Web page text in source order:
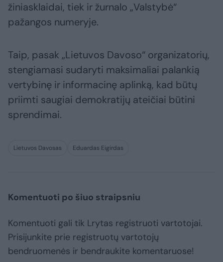
žiniasklaidai, tiek ir žurnalo „Valstybė“
pažangos numeryje.
Taip, pasak „Lietuvos Davoso“ organizatorių,
stengiamasi sudaryti maksimaliai palankią
vertybinę ir informacinę aplinką, kad būtų
priimti saugiai demokratijų ateičiai būtini
sprendimai.
Lietuvos Davosas Eduardas Eigirdas
Komentuoti po šiuo straipsniu
Komentuoti gali tik Lrytas registruoti vartotojai.
Prisijunkite prie registruotų vartotojų
bendruomenės ir bendraukite komentaruose!